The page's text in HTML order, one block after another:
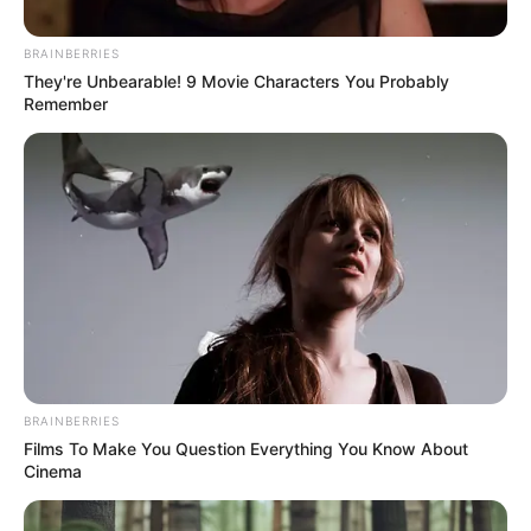
Grupo Melo estrena canción
Paola Agredo Tapias
Agosto 1, 2024
BRAINBERRIES
They're Unbearable! 9 Movie Characters You Probably
Remember
BRAINBERRIES
Films To Make You Question Everything You Know About
Cinema